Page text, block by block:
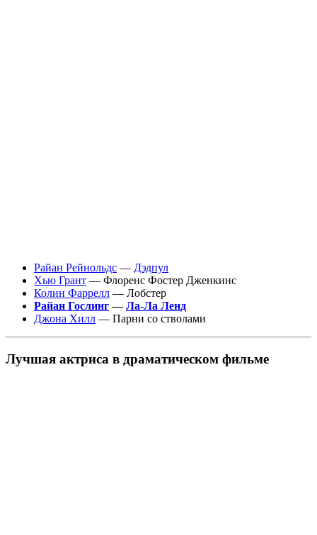
Райан Рейнольдс — Дэдпул
Хью Грант — Флоренс Фостер Дженкинс
Колин Фаррелл — Лобстер
Райан Гослинг—Ла-Ла Ленд
Джона Хилл — Парни со стволами
Лучшая актриса в драматическом фильме